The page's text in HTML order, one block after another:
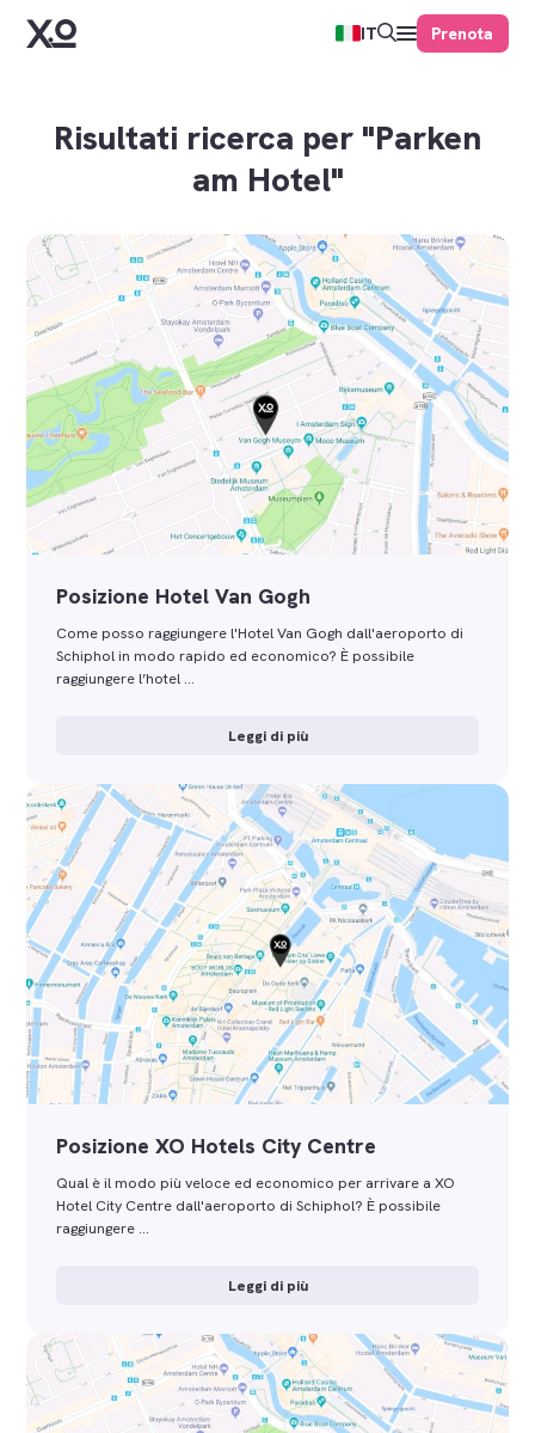
IT Prenota
Risultati ricerca per "Parken
am Hotel"
Posizione Hotel Van Gogh
Come posso raggiungere l'Hotel Van Gogh dall'aeroporto di
Schiphol in modo rapido ed economico? È possibile
raggiungere l’hotel …
Leggi di più
Posizione XO Hotels City Centre
Qual è il modo più veloce ed economico per arrivare a XO
Hotel City Centre dall'aeroporto di Schiphol? È possibile
raggiungere …
Leggi di più